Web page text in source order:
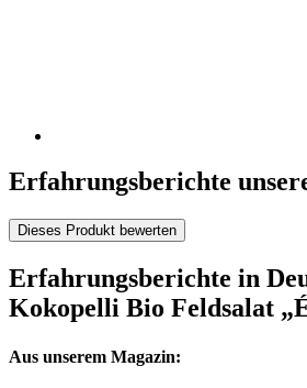
Erfahrungsberichte
Dieses Produkt bewerten
Erfahrungsberichte in
Kokopelli Bio Feldsalat
Aus unserem Magazin: